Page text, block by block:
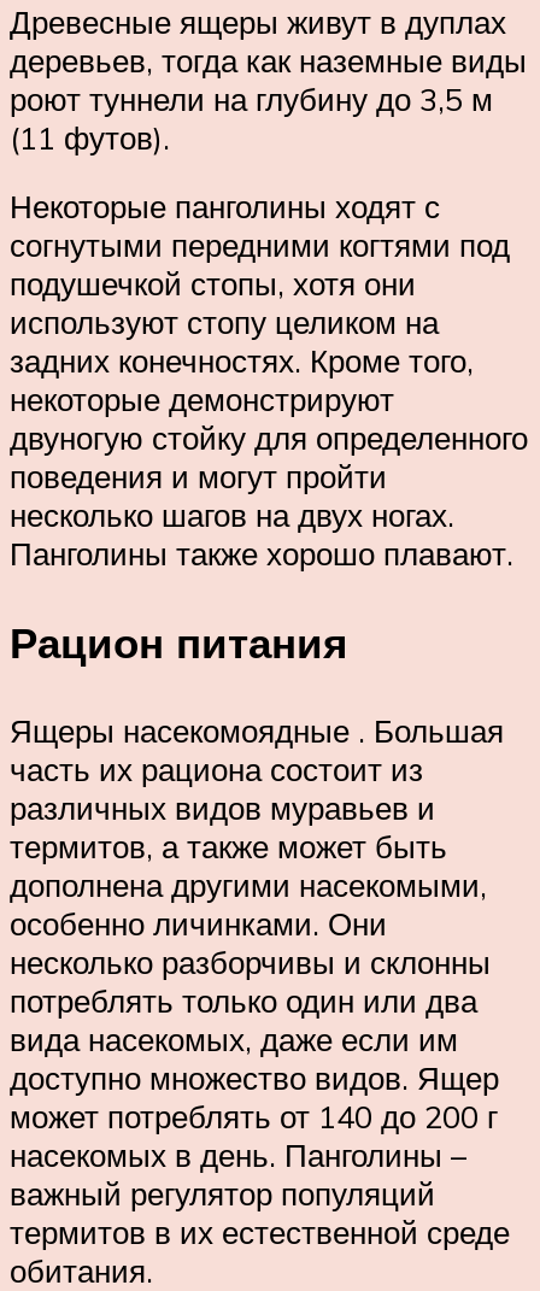
Древесные ящеры живут в дуплах
деревьев, тогда как наземные виды
роют туннели на глубину до 3,5 м
(11 футов).
Некоторые панголины ходят с
согнутыми передними когтями под
подушечкой стопы, хотя они
используют стопу целиком на
задних конечностях. Кроме того,
некоторые демонстрируют
двуногую стойку для определенного
поведения и могут пройти
несколько шагов на двух ногах.
Панголины также хорошо плавают.
Рацион питания
Ящеры насекомоядные . Большая
часть их рациона состоит из
различных видов муравьев и
термитов, а также может быть
дополнена другими насекомыми,
особенно личинками. Они
несколько разборчивы и склонны
потреблять только один или два
вида насекомых, даже если им
доступно множество видов. Ящер
может потреблять от 140 до 200 г
насекомых в день. Панголины –
важный регулятор популяций
термитов в их естественной среде
обитания.